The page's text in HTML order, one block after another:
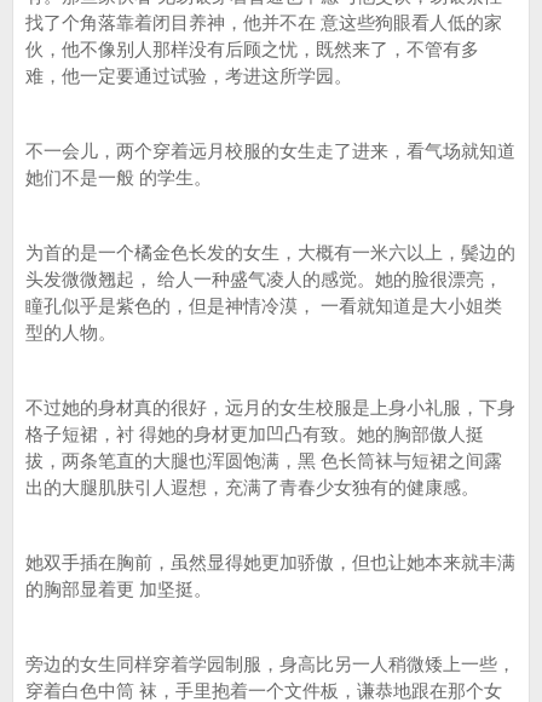
找了个角落靠着闭目养神，他并不在 意这些狗眼看人低的家
伙，他不像别人那样没有后顾之忧，既然来了，不管有多
难，他一定要通过试验，考进这所学园。
不一会儿，两个穿着远月校服的女生走了进来，看气场就知道
她们不是一般 的学生。
为首的是一个橘金色长发的女生，大概有一米六以上，鬓边的
头发微微翘起， 给人一种盛气凌人的感觉。她的脸很漂亮，
瞳孔似乎是紫色的，但是神情冷漠， 一看就知道是大小姐类
型的人物。
不过她的身材真的很好，远月的女生校服是上身小礼服，下身
格子短裙，衬 得她的身材更加凹凸有致。她的胸部傲人挺
拔，两条笔直的大腿也浑圆饱满，黑 色长筒袜与短裙之间露
出的大腿肌肤引人遐想，充满了青春少女独有的健康感。
她双手插在胸前，虽然显得她更加骄傲，但也让她本来就丰满
的胸部显着更 加坚挺。
旁边的女生同样穿着学园制服，身高比另一人稍微矮上一些，
穿着白色中筒 袜，手里抱着一个文件板，谦恭地跟在那个女